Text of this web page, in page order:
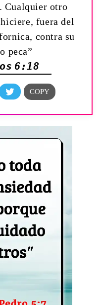
Cualquier otro
fuera del
contra su
peca”
6:18